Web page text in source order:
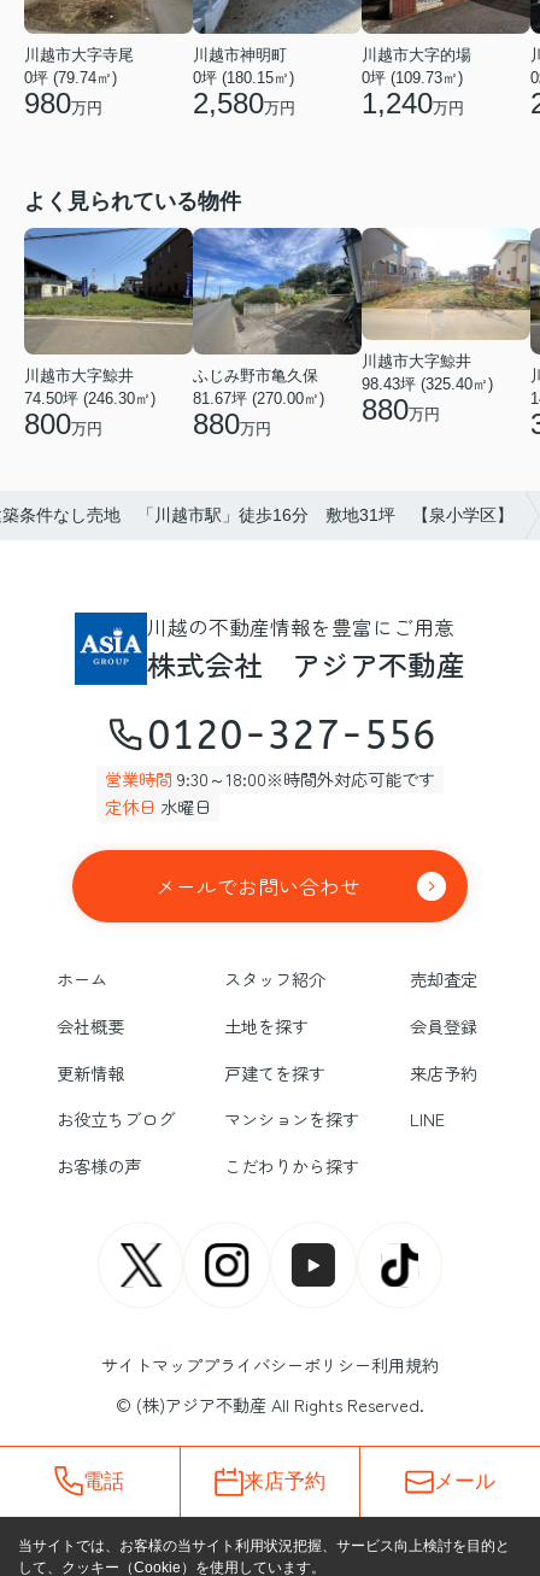
川越市大字寺尾
0坪 (79.74㎡)
980万円
川越市神明町
0坪 (180.15㎡)
2,580万円
川越市大字的場
0坪 (109.73㎡)
1,240万円
よく見られている物件
川越市大字鯨井
74.50坪 (246.30㎡)
800万円
ふじみ野市亀久保
81.67坪 (270.00㎡)
880万円
川越市大字鯨井
98.43坪 (325.40㎡)
880万円
条件なし売地 「川越市駅」徒歩16分 敷地31坪 【泉小学区】
川越の不動産情報を豊富にご用意
株式会社 アジア不動産
0120-327-556
営業時間 9:30～18:00※時間外対応可能です
定休日 水曜日
メールでお問い合わせ
ホーム スタッフ紹介
売却査定
会社概要
土地を探す
会員登録
更新情報
戸建てを探す
来店予約
お役立ちブログ
マンションを探す
LINE
お客様の声
こだわりから探す
サイトマッププライバシーポリシー利用規約
© (株)アジア不動産 All Rights Reserved.
電話 来店予約 メール
当サイトでは、お客様の当サイト利用状況把握、サービス向上検討を目的と
して、クッキー（Cookie）を使用しています。